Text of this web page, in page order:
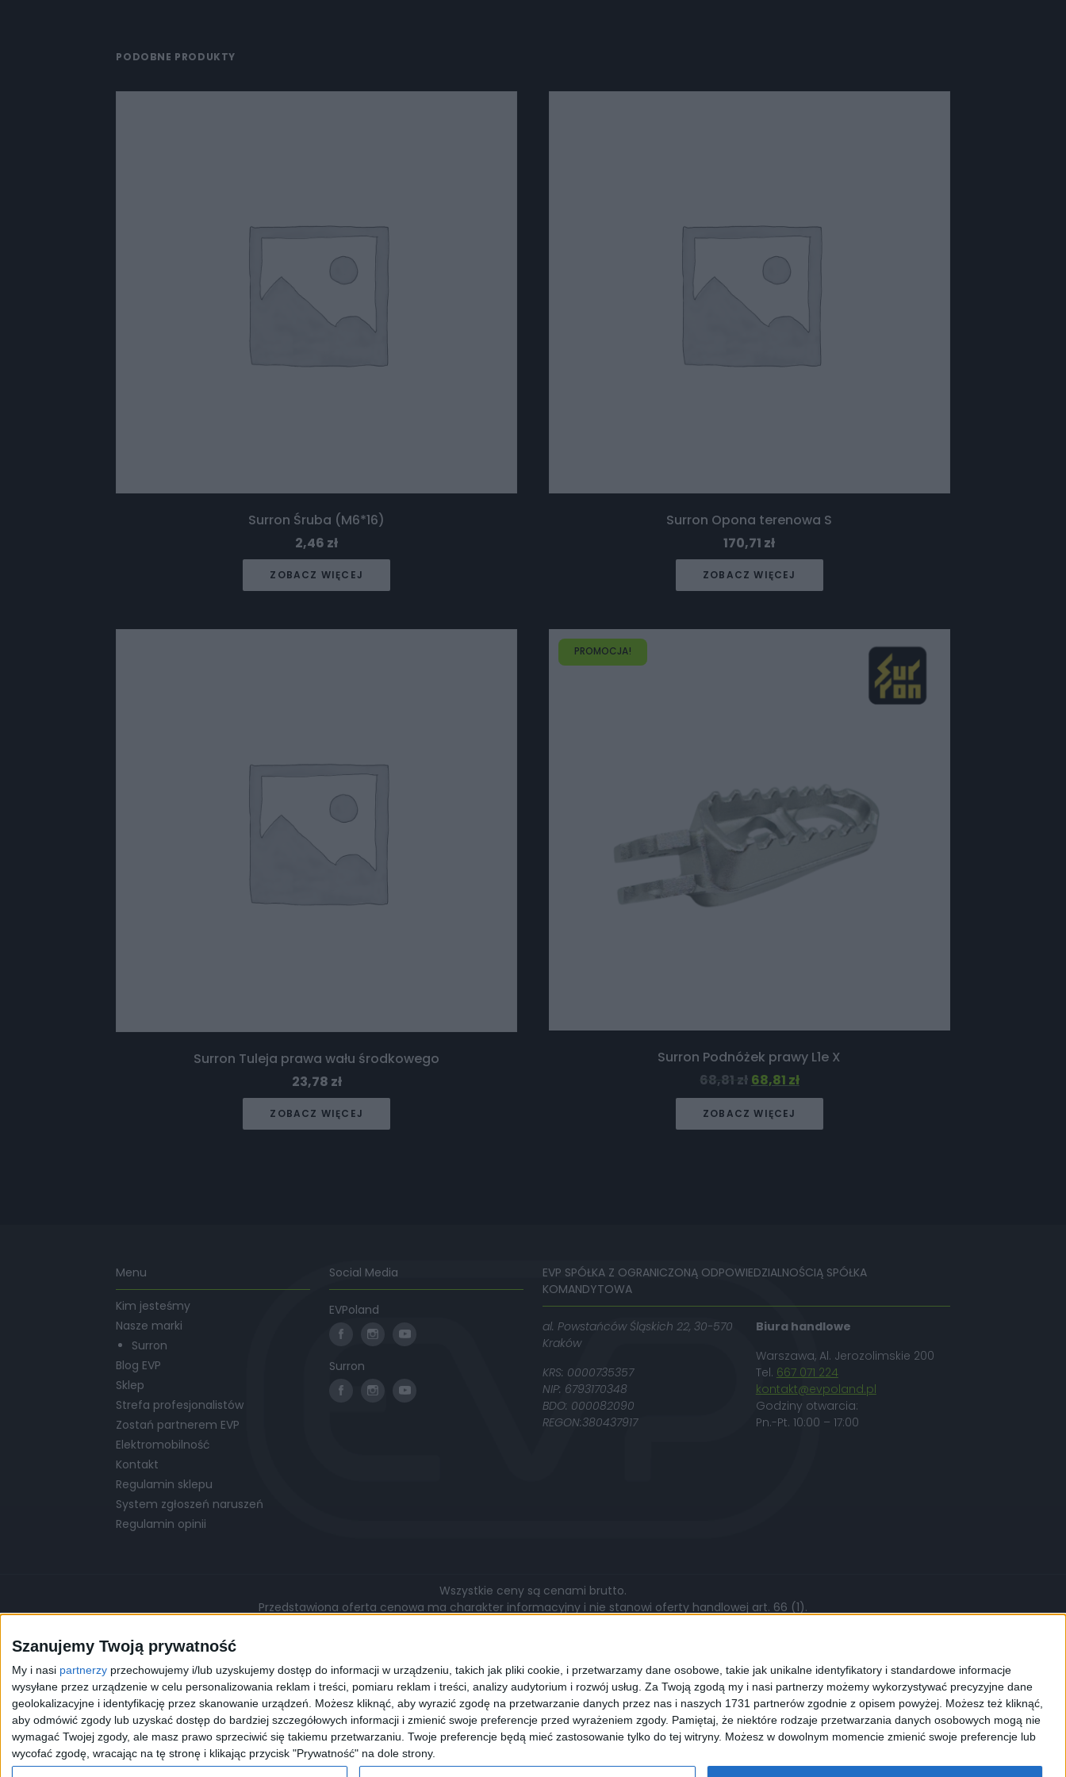
Szanujemy Twoją prywatność
My i nasi partnerzy przechowujemy i/lub uzyskujemy dostęp do informacji w urządzeniu, takich jak pliki cookie, i przetwarzamy dane osobowe, takie jak unikalne identyfikatory i standardowe informacje
wysyłane przez urządzenie w celu personalizowania reklam i treści, pomiaru reklam i treści, analizy audytorium i rozwój usług. Za Twoją zgodą my i nasi partnerzy możemy wykorzystywać precyzyjne dane
geolokalizacyjne i identyfikację przez skanowanie urządzeń. Możesz kliknąć, aby wyrazić zgodę na przetwarzanie danych przez nas i naszych 1731 partnerów zgodnie z opisem powyżej. Możesz też kliknąć,
aby odmówić zgody lub uzyskać dostęp do bardziej szczegółowych informacji i zmienić swoje preferencje przed wyrażeniem zgody. Pamiętaj, że niektóre rodzaje przetwarzania danych osobowych mogą nie
wymagać Twojej zgody, ale masz prawo sprzeciwić się takiemu przetwarzaniu. Twoje preferencje będą mieć zastosowanie tylko do tej witryny. Możesz w dowolnym momencie zmienić swoje preferencje lub
wycofać zgodę, wracając na tę stronę i klikając przycisk "Prywatność" na dole strony.
PODOBNE PRODUKTY
Surron Śruba (M6*16)
2,46 zł
ZOBACZ WIĘCEJ
Surron Opona terenowa S
170,71 zł
ZOBACZ WIĘCEJ
Surron Tuleja prawa wału środkowego
23,78 zł
ZOBACZ WIĘCEJ
PROMOCJA!
Surron Podnóżek prawy L1e X
68,81 zł 68,81 zł
ZOBACZ WIĘCEJ
Menu
Kim jesteśmy
Nasze marki
Surron
Blog EVP
Sklep
Strefa profesjonalistów
Zostań partnerem EVP
Elektromobilność
Kontakt
Regulamin sklepu
System zgłoszeń naruszeń
Regulamin opinii
Social Media
EVPoland
Surron
EVP SPÓŁKA Z OGRANICZONĄ ODPOWIEDZIALNOŚCIĄ SPÓŁKA
KOMANDYTOWA
al. Powstańców Śląskich 22, 30-570
Kraków
KRS: 0000735357
NIP: 6793170348
BDO: 000082090
REGON:380437917
Biura handlowe
Warszawa, Al. Jerozolimskie 200
Tel. 667 071 224
kontakt@evpoland.pl
Godziny otwarcia:
Pn.-Pt. 10:00 – 17:00
Wszystkie ceny są cenami brutto.
Przedstawiona oferta cenowa ma charakter informacyjny i nie stanowi oferty handlowej art. 66 (1).
© 2026 EVP© Polityka prywatności
Korzystając z naszej przeglądarki wyrażają Państwo zgodę na wykorzystywanie przez nas plików cookies. Używamy ich do
celów statystycznych. W programie służącym do obsługi stron internetowych można zmienić ustawienia dotyczące
cookies.